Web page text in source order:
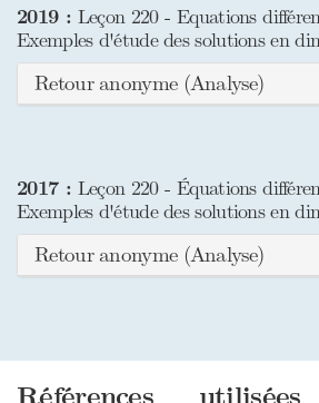
2019 : Leçon 220 - Equations
Exemples d'étude des solutions en
Retour anonyme (Analyse)
2017 : Leçon 220 - Équations
Exemples d'étude des solutions en
Retour anonyme (Analyse)